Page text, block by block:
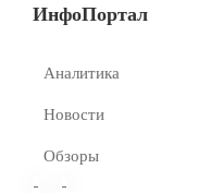
ИнфоПортал
Аналитика
Новости
Обзоры
-
-